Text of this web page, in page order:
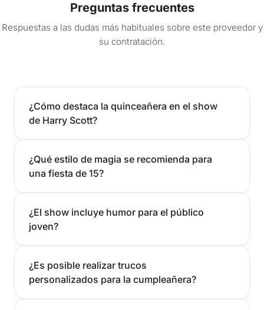
Preguntas frecuentes
Respuestas a las dudas más habituales sobre este proveedor y
su contratación.
¿Cómo destaca la quinceañera en el show
de Harry Scott?
¿Qué estilo de magia se recomienda para
una fiesta de 15?
¿El show incluye humor para el público
joven?
¿Es posible realizar trucos
personalizados para la cumpleañera?